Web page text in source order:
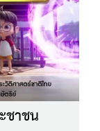
าชน